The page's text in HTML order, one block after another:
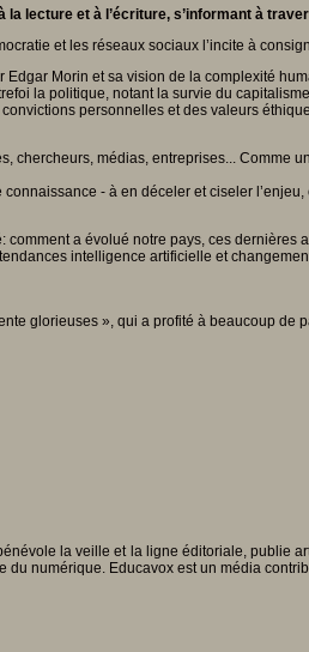
lecture et à l’écriture, s’informant à
et les réseaux sociaux l’incite à
Morin et sa vision de la complexité
la politique, notant la survie du
personnelles et des valeurs
médias, entreprises... Comme
- à en déceler et ciseler
a évolué notre pays, ces
intelligence artificielle et
glorieuses », qui a profité à beaucoup de
la veille et la ligne éditoriale, publie
du numérique. Educavox est un média